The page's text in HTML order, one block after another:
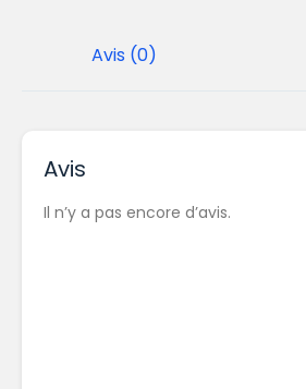
Avis (0)
Avis
Il n’y a pas encore d’avis.